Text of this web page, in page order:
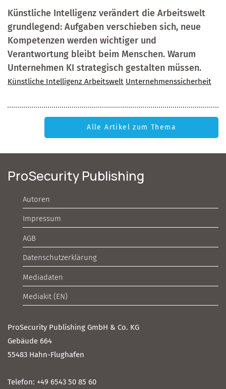
Künstliche Intelligenz verändert die Arbeitswelt
grundlegend: Aufgaben verschieben sich, neue
Kompetenzen werden wichtiger und
Verantwortung bleibt beim Menschen. Warum
Unternehmen KI strategisch gestalten müssen.
Künstliche Intelligenz Arbeitswelt Unternehmenssicherheit
Alle Artikel zum Thema
ProSecurity Publishing
Autoren
Impressum
AGB
Datenschutzerklärung
Mediadaten
Mediakit (EN)
ProSecurity Publishing GmbH & Co. KG
Gebäude 664
55483 Hahn-Flughafen
Telefon: +49 6543 50 85 60